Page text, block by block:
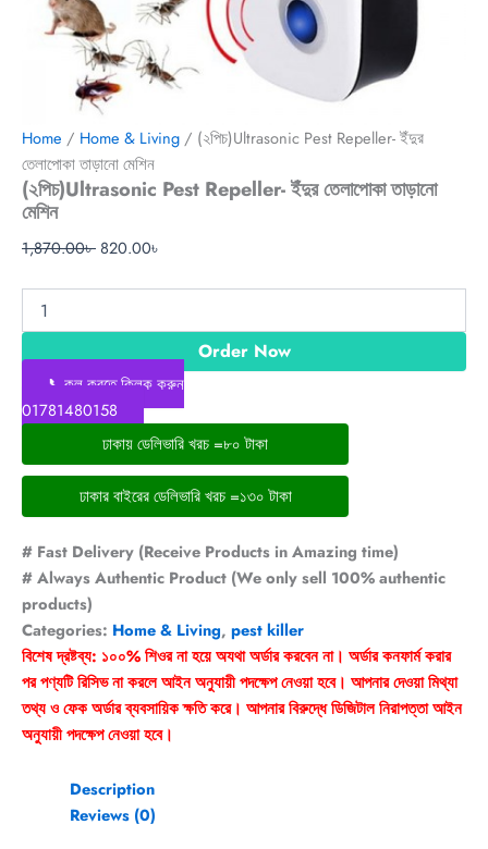
Home / Home & Living / (২পিচ)Ultrasonic Pest Repeller- ইঁদুর
তেলাপোকা তাড়ানো মেশিন
(২পিচ)Ultrasonic Pest Repeller- ইঁদুর তেলাপোকা তাড়ানো
মেশিন
1,870.00৳820.00৳
Order Now
📞কল করতে ক্লিক করুন
01781480158
ঢাকায় ডেলিভারি খরচ =৮০ টাকা
ঢাকার বাইরের ডেলিভারি খরচ =১৩০ টাকা
# Fast Delivery (Receive Products in Amazing time)
# Always Authentic Product (We only sell 100% authentic
products)
Categories: Home & Living, pest killer
বিশেষ দ্রষ্টব্য: ১০০% শিওর না হয়ে অযথা অর্ডার করবেন না। অর্ডার কনফার্ম করার
পর পণ্যটি রিসিভ না করলে আইন অনুযায়ী পদক্ষেপ নেওয়া হবে। আপনার দেওয়া মিথ্যা
তথ্য ও ফেক অর্ডার ব্যবসায়িক ক্ষতি করে। আপনার বিরুদ্ধে ডিজিটাল নিরাপত্তা আইন
অনুযায়ী পদক্ষেপ নেওয়া হবে।
Description
Reviews (0)